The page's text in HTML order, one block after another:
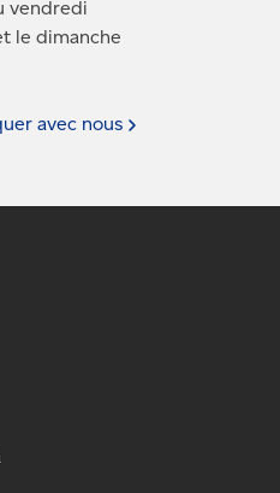
vendredi
le dimanche
avec nous